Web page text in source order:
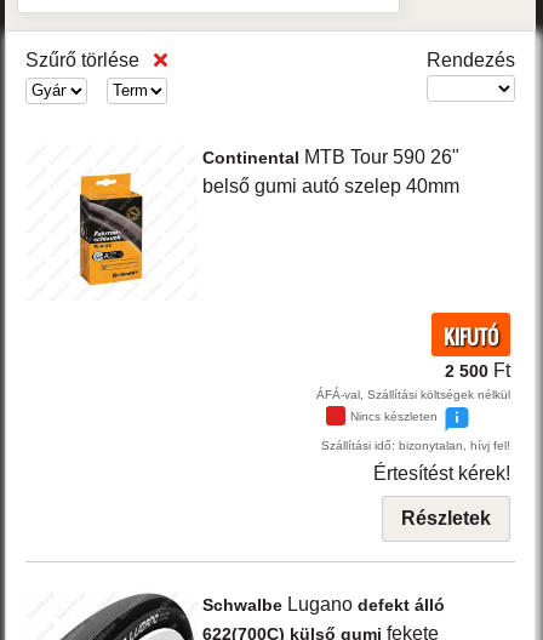
Szűrő törlése Rendezés
Continental MTB Tour 590 26"
belső gumi autó szelep 40mm
KIFUTÓ
2 500 Ft
ÁFÁ-val, Szállítási költségek nélkül
Nincs készleten
Szállítási idő: bizonytalan, hívj fel!
Értesítést kérek!
Részletek
Schwalbe Lugano defekt álló
622(700C) külső gumi fekete